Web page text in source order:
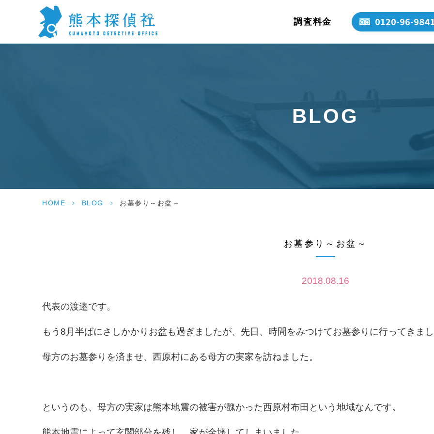
調査料金
BLOG
HOME > BLOG > お墓参り～お盆～
お墓参り～お盆～
2018.08.16
代表の渡邉です。
もう8月半ばにさしかかりお盆も過ぎましたが、先日、時間をみつけてお墓参りに行ってきま
母方のお墓参りを済ませ、西原村にある母方の実家を訪ねました。
というのも、母方の実家は熊本地震の被害が醜かった西原村布田という地域なんです。